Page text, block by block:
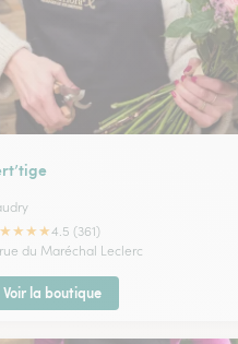
★★★★4.5 (361)
du Maréchal Leclerc
Voir la boutique